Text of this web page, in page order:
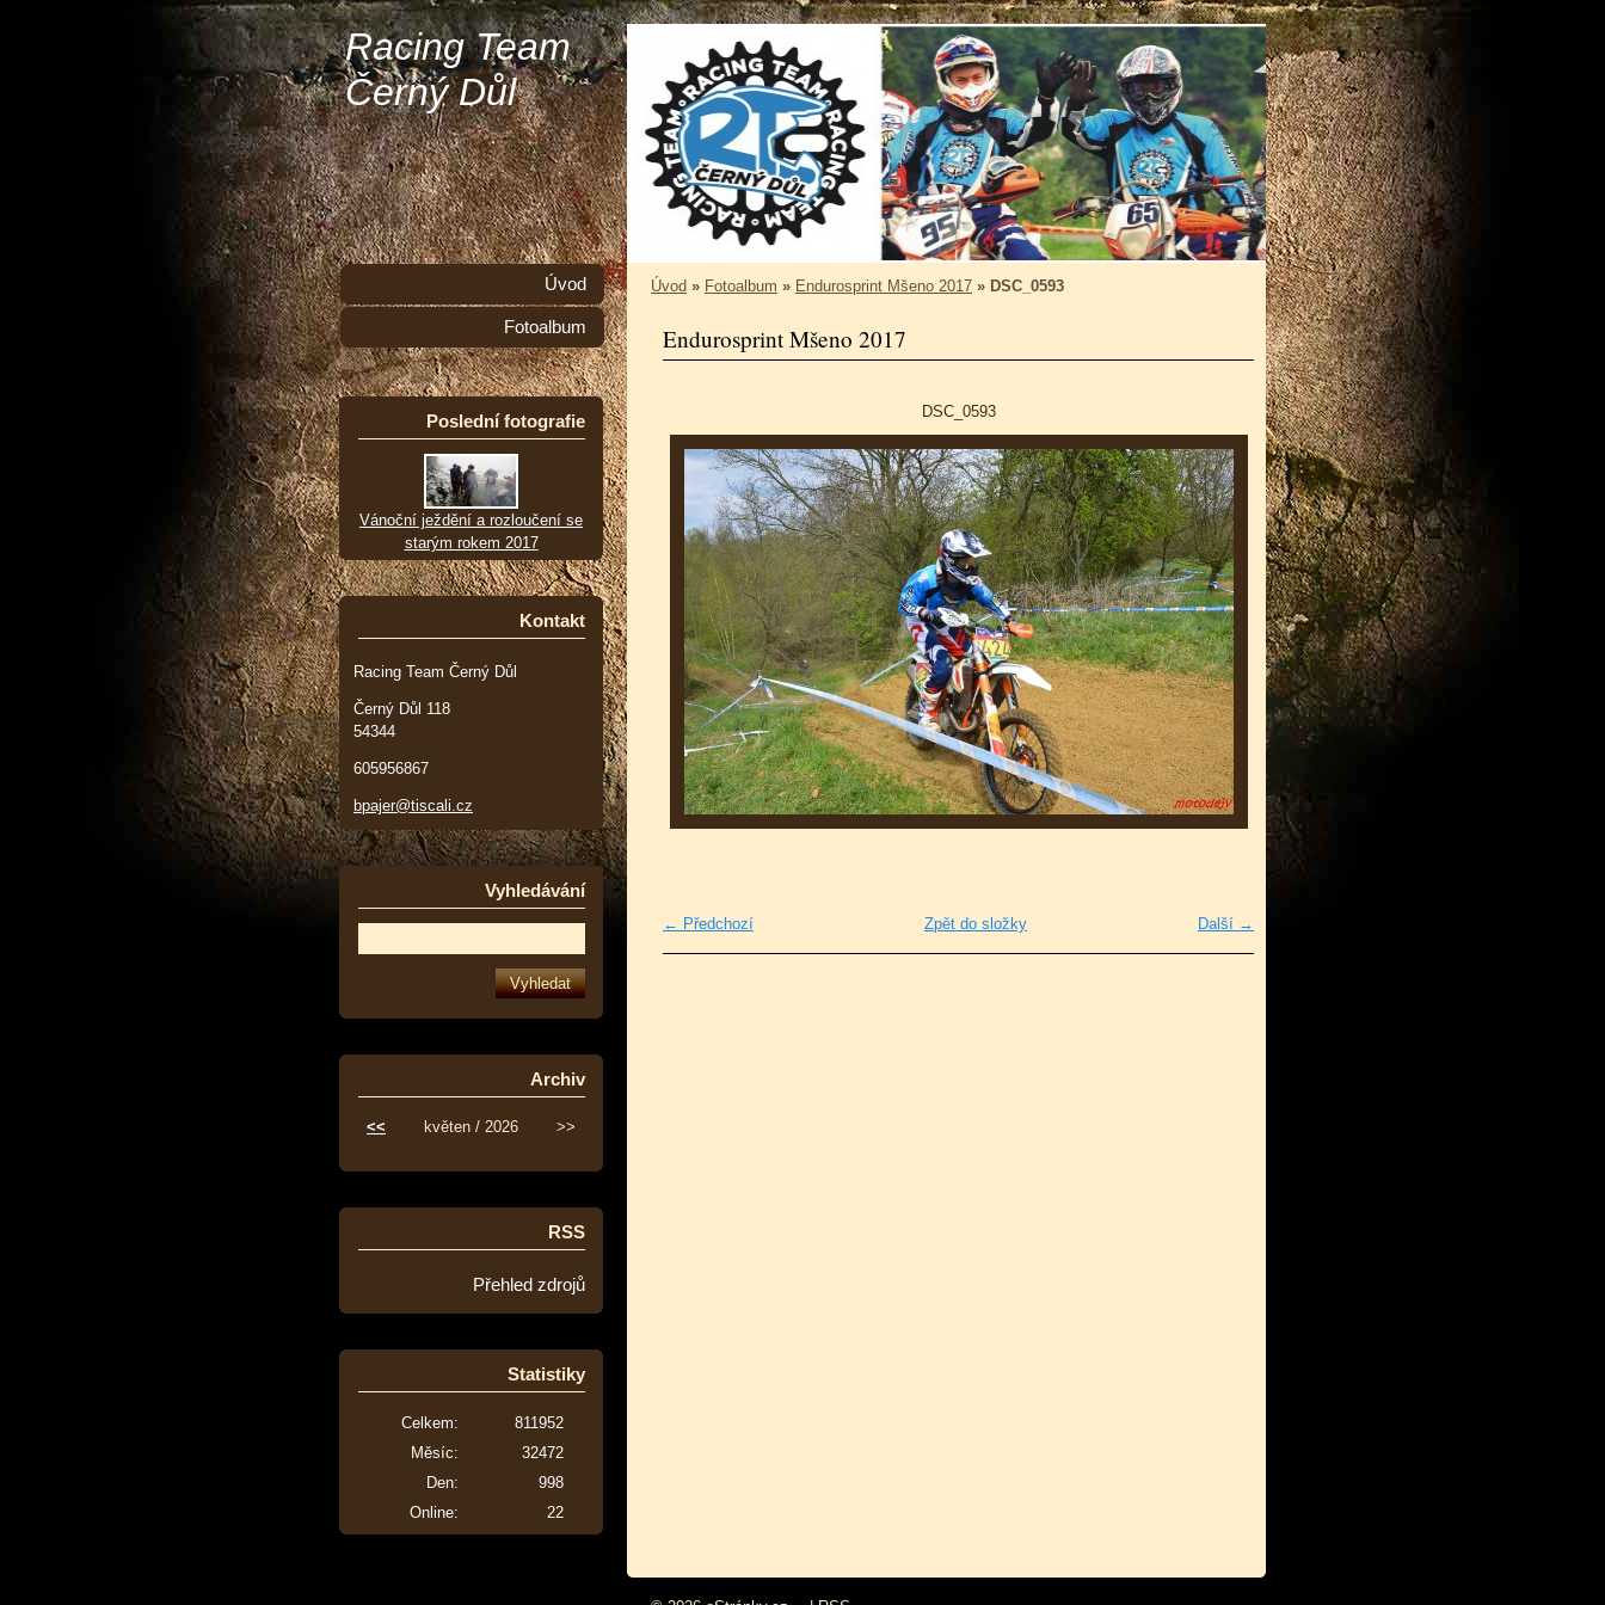
Racing Team
Černý Důl
Úvod » Fotoalbum » Endurosprint Mšeno 2017 » DSC_0593
Endurosprint Mšeno 2017
DSC_0593
← Předchozí Další →
Zpět do složky
Úvod
Fotoalbum
Poslední fotografie
Vánoční ježdění a rozloučení se
starým rokem 2017
Kontakt
Racing Team Černý Důl
Černý Důl 118
54344
605956867
bpajer@tiscali.cz
Vyhledávání
Archiv
<< květen / 2026 >>
RSS
Přehled zdrojů
Statistiky
Online: 22
Celkem:
811952
Měsíc:
32472
Den:
998